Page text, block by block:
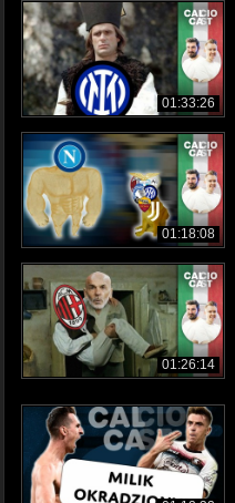
01:33:26
01:18:08
01:26:14